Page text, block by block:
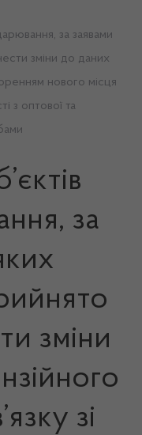
за заявами
зміни до даних
нового місця
з оптової та
за
зміни
зі